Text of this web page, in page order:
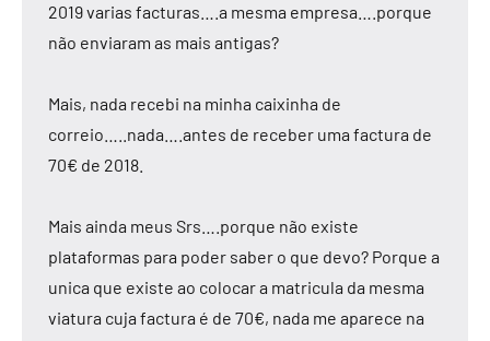
2019 varias facturas….a mesma empresa….porque
não enviaram as mais antigas?
Mais, nada recebi na minha caixinha de
correio…..nada….antes de receber uma factura de
70€ de 2018.
Mais ainda meus Srs….porque não existe
plataformas para poder saber o que devo? Porque a
unica que existe ao colocar a matricula da mesma
viatura cuja factura é de 70€, nada me aparece na